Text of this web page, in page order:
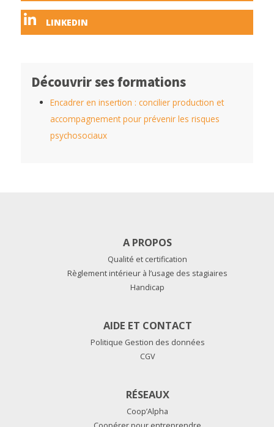
LINKEDIN
Découvrir ses formations
Encadrer en insertion : concilier production et
accompagnement pour prévenir les risques
psychosociaux
A PROPOS
Qualité et certification
Règlement intérieur à l’usage des stagiaires
Handicap
AIDE ET CONTACT
Politique Gestion des données
CGV
RÉSEAUX
Coop’Alpha